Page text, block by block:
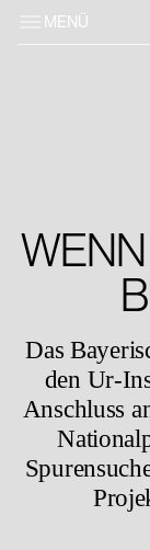
MENÜ
WENN
Das
den Ur-
Anschluss